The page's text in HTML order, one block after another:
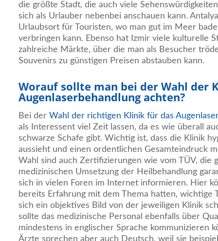
die größte Stadt, die auch viele
sich als Urlauber nebenbei anschauen kann.
Urlaubsort für Touristen, wo man gut im Meer
verbringen kann. Ebenso hat Izmir viele kulturelle
zahlreiche Märkte, über die man als Besucher
Souvenirs zu günstigen Preisen abstauben kann.
Worauf sollte man bei der Wahl der
Augenlaserbehandlung achten?
Bei der Wahl der richtigen Klinik für das
als Interessent viel Zeit lassen, da es wie überall
schwarze Schafe gibt. Wichtig ist, dass die Klinik
aussieht und einen ordentlichen Gesamteindruck
Wahl sind auch Zertifizierungen wie vom TÜV, die
medizinischen Umsetzung der Heilbehandlung
sich in vielen Foren im Internet informieren. Hier
bereits Erfahrung mit dem Thema hatten, wichtige
sich ein objektives Bild von der jeweiligen Klinik
sollte das medizinische Personal ebenfalls über
mindestens in englischer Sprache kommunizieren
Ärzte sprechen aber auch Deutsch, weil sie